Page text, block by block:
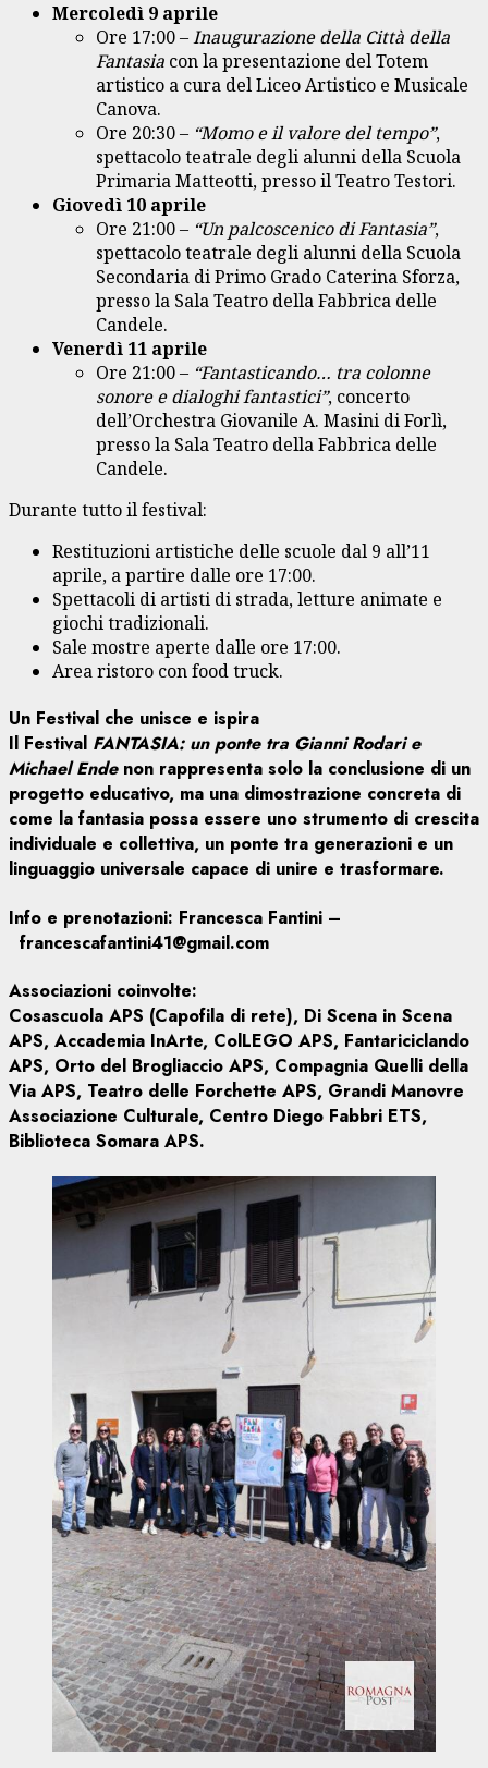
Mercoledì 9 aprile
Ore 17:00 –Inaugurazione della Città della
Fantasia con la presentazione del Totem
artistico a cura del Liceo Artistico e Musicale
Canova.
Ore 20:30 – “Momo e il valore del tempo”,
spettacolo teatrale degli alunni della Scuola
Primaria Matteotti, presso il Teatro Testori.
Giovedì 10 aprile
Ore 21:00 – “Un palcoscenico di Fantasia”,
spettacolo teatrale degli alunni della Scuola
Secondaria di Primo Grado Caterina Sforza,
presso la Sala Teatro della Fabbrica delle
Candele.
Venerdì 11 aprile
Ore 21:00 – “Fantasticando… tra colonne
sonore e dialoghi fantastici”, concerto
dell’Orchestra Giovanile A. Masini di Forlì,
presso la Sala Teatro della Fabbrica delle
Candele.
Durante tutto il festival:
Restituzioni artistiche delle scuole dal 9 all’11
aprile, a partire dalle ore 17:00.
Spettacoli di artisti di strada, letture animate e
giochi tradizionali.
Sale mostre aperte dalle ore 17:00.
Area ristoro con food truck.
Un Festival che unisce e ispira
Il Festival FANTASIA: un ponte tra Gianni Rodari e
Michael Endenon rappresenta solo la conclusione di un
progetto educativo, ma una dimostrazione concreta di
come la fantasia possa essere uno strumento di crescita
individuale e collettiva, un ponte tra generazioni e un
linguaggio universale capace di unire e trasformare.
Info e prenotazioni: Francesca Fantini –
francescafantini41@gmail.com
Associazioni coinvolte:
Cosascuola APS (Capofila di rete), Di Scena in Scena
APS, Accademia InArte, ColLEGO APS, Fantariciclando
APS, Orto del Brogliaccio APS, Compagnia Quelli della
Via APS, Teatro delle Forchette APS, Grandi Manovre
Associazione Culturale, Centro Diego Fabbri ETS,
Biblioteca Somara APS.